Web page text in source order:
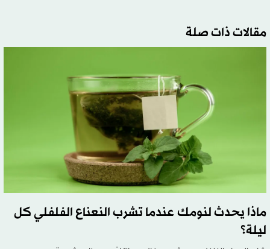
مقالات ذات صلة
ماذا يحدث لنومك عندما تشرب النعناع الفلفلي كل
ليلة؟